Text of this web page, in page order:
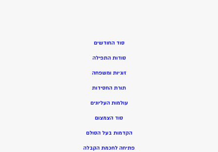
סוד החודשים
סודות התפילה
זוגיות ומשפחה
תורת החסידות
עולמות העליונים
סוד הצמצום
הקדמות בעל הסולם
פתיחה לחכמת הקבלה